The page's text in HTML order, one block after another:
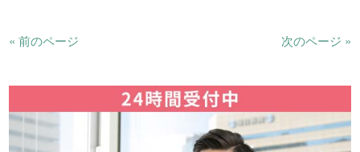
« 前のページ 次のページ »